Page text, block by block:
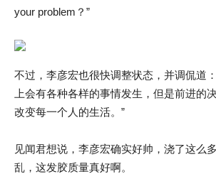
your problem？”
不过，李彦宏也很快调整状态，并调侃道
上会有各种各样的事情发生，但是前进的
改变每一个人的生活。”
见闻君想说，李彦宏确实好帅，浇了这么
乱，这发胶质量真好啊。